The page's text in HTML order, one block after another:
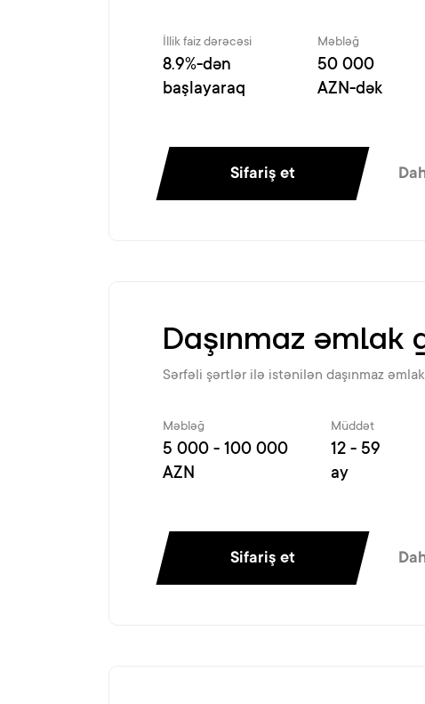
İllik faiz dərəcəsi
8.9%-dən
başlayaraq
Məbləğ
50 000
AZN-dək
Sifariş et
Daşınmaz əmlak
Sərfəli şərtlər ilə istənilən daşınmaz
Məbləğ
5 000 - 100 000
AZN
Müddət
12 - 59
ay
Sifariş et